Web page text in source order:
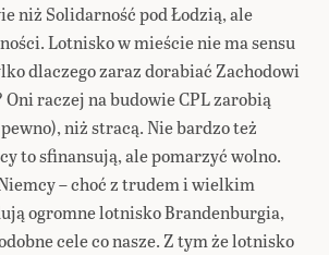
niż Solidarność pod Łodzią, ale
Lotnisko w mieście nie ma sensu
dlaczego zaraz dorabiać Zachodowi
raczej na budowie CPL zarobią
niż stracą. Nie bardzo też
to sfinansują, ale pomarzyć wolno.
– choć z trudem i wielkim
ogromne lotnisko Brandenburgia,
cele co nasze. Z tym że lotnisko